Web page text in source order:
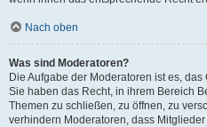
Nach oben
Was sind Moderatoren?
Die Aufgabe der Moderatoren ist es,
Sie haben das Recht, in ihrem Bereich
Themen zu schließen, zu öffnen, zu
verhindern Moderatoren, dass Mitglieder